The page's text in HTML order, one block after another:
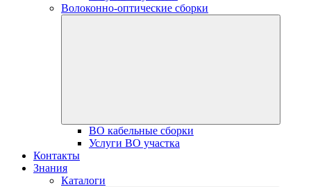
Волоконно-оптические сборки
ВО кабельные сборки
Услуги ВО участка
Контакты
Знания
Каталоги